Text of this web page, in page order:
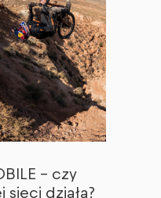
– czy
sieci działa?